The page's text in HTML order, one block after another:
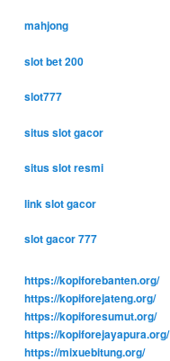
mahjong
slot bet 200
slot777
situs slot gacor
situs slot resmi
link slot gacor
slot gacor 777
https://kopiforebanten.org/
https://kopiforejateng.org/
https://kopiforesumut.org/
https://kopiforejayapura.org/
https://mixuebitung.org/